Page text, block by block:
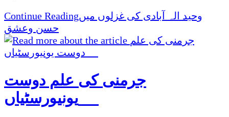
Continue Readingوحید الہ آبادی کی غزلوں میں
حسن وعشق
جرمنی کی علم دوست